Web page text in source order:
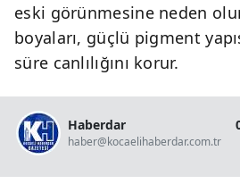
eski görünmesine neden
boyaları, güçlü pigment
süre canlılığını korur.
Haberdar
haber@kocaelihaberdar.com.tr